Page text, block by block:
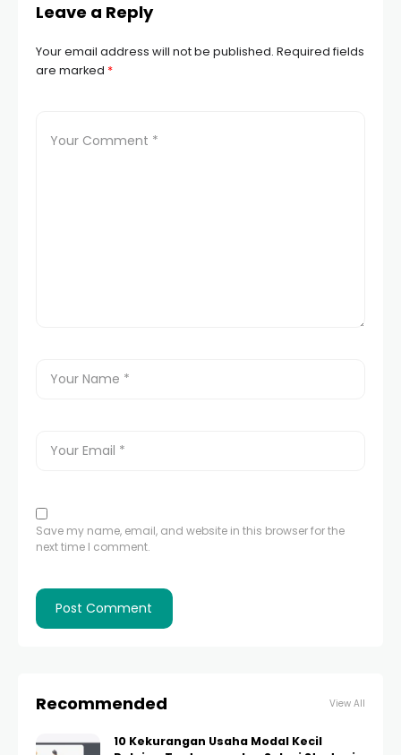
Leave a Reply
Your email address will not be published. Required fields
are marked *
Save my name, email, and website in this browser for the
next time I comment.
Recommended View All
10 Kekurangan Usaha Modal Kecil